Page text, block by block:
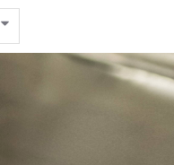
Submenu tonen voor